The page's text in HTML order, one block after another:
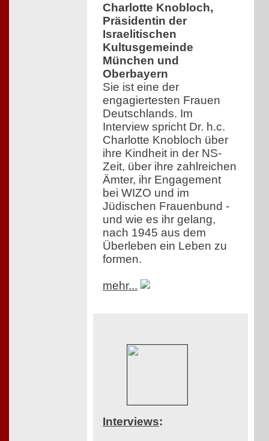
Charlotte Knobloch,
Präsidentin der
Israelitischen
Kultusgemeinde
München und
Oberbayern
Sie ist eine der
engagiertesten Frauen
Deutschlands. Im
Interview spricht Dr. h.c.
Charlotte Knobloch über
ihre Kindheit in der NS-
Zeit, über ihre zahlreichen
Ämter, ihr Engagement
bei WIZO und im
Jüdischen Frauenbund -
und wie es ihr gelang,
nach 1945 aus dem
Überleben ein Leben zu
formen.
mehr...
Interviews: